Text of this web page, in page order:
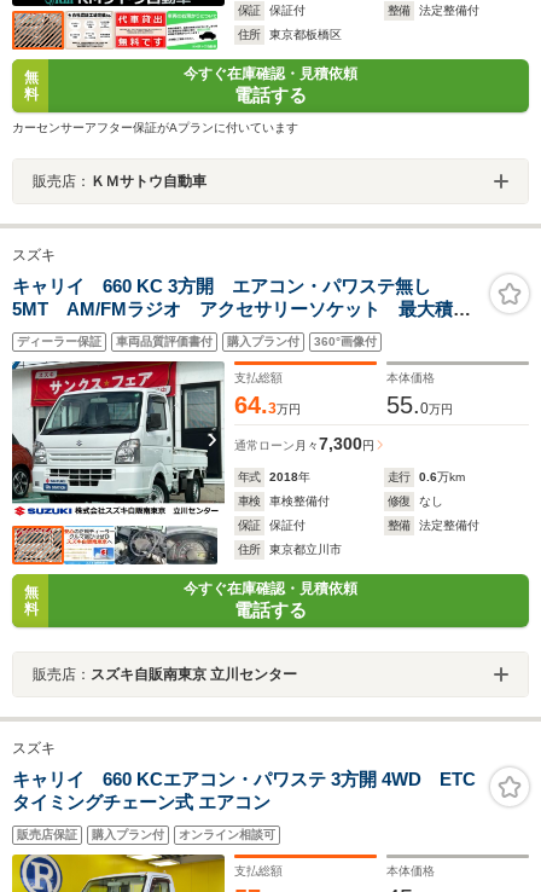
保証
保証付 整備
法定整備付
住所
東京都板橋区
無
料
今すぐ在庫確認・見積依頼
電話する
カーセンサーアフター保証がAプランに付いています
販売店： ＫＭサトウ自動車
スズキ
キャリイ 660 KC 3方開 エアコン・パワステ無し
5MT AM/FMラジオ アクセサリーソケット 最大積載
量350kg スペアタイヤ 運転席助手席エアバック
ABS レギュラーガソリン
ディーラー保証 車両品質評価書付 購入プラン付 360°画像付
支払総額
64.3万円
本体価格
55.0万円
通常ローン 月々7,300円
年式 2018年 走行 0.6万km
車検
車検整備付 修復
なし
保証
保証付 整備
法定整備付
住所
東京都立川市
無
料
今すぐ在庫確認・見積依頼
電話する
販売店： スズキ自販南東京 立川センター
スズキ
キャリイ 660 KCエアコン・パワステ 3方開 4WD ETC
タイミングチェーン式 エアコン
販売店保証 購入プラン付 オンライン相談可
支払総額 本体価格